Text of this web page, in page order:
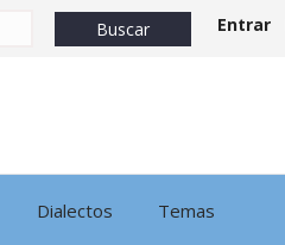
Entrar
Dialectos Temas